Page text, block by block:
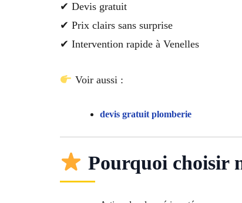
✔ Devis gratuit
✔ Prix clairs sans surprise
✔ Intervention rapide à Venelles
Voir aussi :
devis gratuit plomberie
Pourquoi choisir